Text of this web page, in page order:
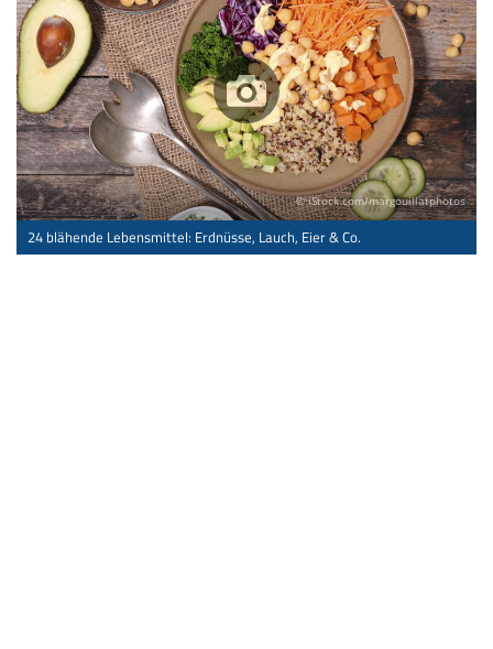
© iStock.com/margouillatphotos
24 blähende Lebensmittel: Erdnüsse, Lauch, Eier & Co.